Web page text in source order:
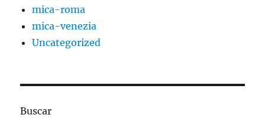
mica-roma
mica-venezia
Uncategorized
Buscar